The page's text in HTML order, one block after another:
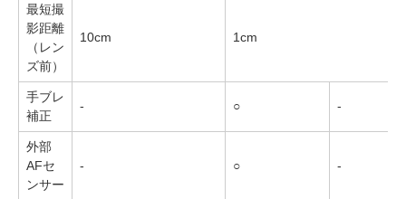
最短撮
影距離
（レン
ズ前）
10cm 1cm
手ブレ
補正
- ○ -
外部
AFセ
ンサー
- ○ -